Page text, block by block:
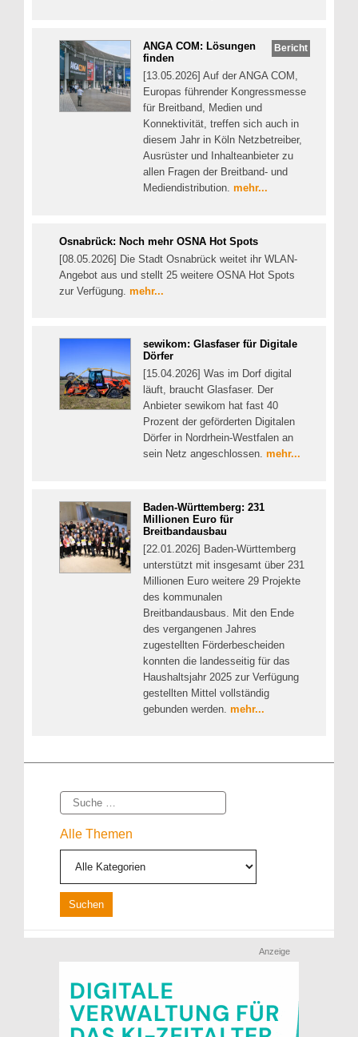
Bericht
ANGA COM: Lösungen
finden
[13.05.2026] Auf der ANGA COM,
Europas führender Kongressmesse
für Breitband, Medien und
Konnektivität, treffen sich auch in
diesem Jahr in Köln Netzbetreiber,
Ausrüster und Inhalteanbieter zu
allen Fragen der Breitband- und
Mediendistribution. mehr...
Osnabrück: Noch mehr OSNA Hot Spots
[08.05.2026] Die Stadt Osnabrück weitet ihr WLAN-
Angebot aus und stellt 25 weitere OSNA Hot Spots
zur Verfügung. mehr...
sewikom: Glasfaser für Digitale
Dörfer
[15.04.2026] Was im Dorf digital
läuft, braucht Glasfaser. Der
Anbieter sewikom hat fast 40
Prozent der geförderten Digitalen
Dörfer in Nordrhein-Westfalen an
sein Netz angeschlossen. mehr...
Baden-Württemberg: 231
Millionen Euro für
Breitbandausbau
[22.01.2026] Baden-Württemberg
unterstützt mit insgesamt über 231
Millionen Euro weitere 29 Projekte
des kommunalen
Breitbandausbaus. Mit den Ende
des vergangenen Jahres
zugestellten Förderbescheiden
konnten die landesseitig für das
Haushaltsjahr 2025 zur Verfügung
gestellten Mittel vollständig
gebunden werden. mehr...
Suche
Alle Themen
Anzeige